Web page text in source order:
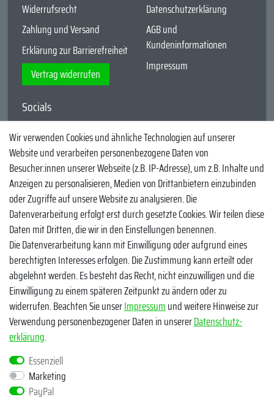
Widerrufsrecht
Zahlung und Versand
Erklärung zur Barrierefreiheit
Vertrag widerrufen
Datenschutzerklärung
AGB und
Kundeninformationen
Impressum
Socials
YouTube
Facebook
Instagram
TikTok
Zahlungsmethoden
Egal ob Barsch, Hecht, Zander und Co. - Riverfighters ist der
Shop für Raubfischangler - Von Anglern für Angler
* Alle Preise inklusive MwSt. zzgl. Versandkosten
** Bei Variantenartikeln mit unterschiedlichen Preisen pro Variante
Wir verwenden Cookies und ähnliche Technologien auf unserer
Website und verarbeiten personenbezogene Daten von
Besucher:innen unserer Webseite (z.B. IP-Adresse), um z.B. Inhalte und
Anzeigen zu personalisieren, Medien von Drittanbietern einzubinden
oder Zugriffe auf unsere Website zu analysieren. Die
Datenverarbeitung erfolgt erst durch gesetzte Cookies. Wir teilen diese
Daten mit Dritten, die wir in den Einstellungen benennen.
Die Datenverarbeitung kann mit Einwilligung oder aufgrund eines
berechtigten Interesses erfolgen. Die Zustimmung kann erteilt oder
abgelehnt werden. Es besteht das Recht, nicht einzuwilligen und die
Einwilligung zu einem späteren Zeitpunkt zu ändern oder zu
widerrufen. Beachten Sie unserImpressumund weitere Hinweise zur
Verwendung personenbezogener Daten in unsererDaten­schutz­
erklärung.
Essenziell
Marketing
PayPal